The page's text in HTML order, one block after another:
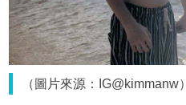
（圖片來源：IG@kimmanw）